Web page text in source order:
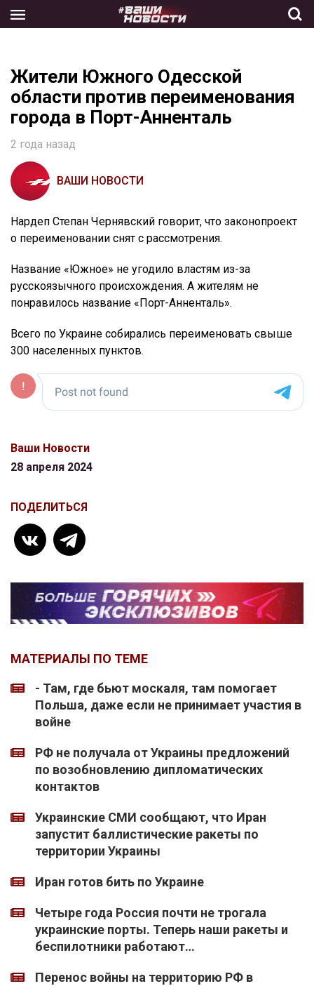
the
Жители Южного Одесской
области против переименования
города в Порт-Анненталь
2 года назад
ВАШИ НОВОСТИ
Нардеп Степан Чернявский говорит, что законопроект
о переименовании снят с рассмотрения.
Название «Южное» не угодило властям из-за
русскоязычного происхождения. А жителям не
понравилось название «Порт-Анненталь».
Всего по Украине собирались переименовать свыше
300 населенных пунктов.
Ваши Новости
28 апреля 2024
ПОДЕЛИТЬСЯ
МАТЕРИАЛЫ ПО ТЕМЕ
- Там, где бьют москаля, там помогает
Польша, даже если не принимает участия в
войне
РФ не получала от Украины предложений
по возобновлению дипломатических
контактов
Украинские СМИ сообщают, что Иран
запустит баллистические ракеты по
территории Украины
Иран готов бить по Украине
Четыре года Россия почти не трогала
украинские порты. Теперь наши ракеты и
беспилотники работают…
Перенос войны на территорию РФ в